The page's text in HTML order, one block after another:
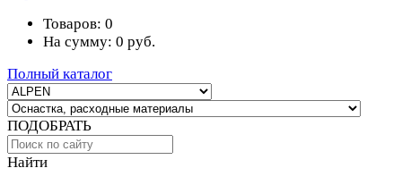
Товаров: 0
На сумму: 0 руб.
Полный каталог
ПОДОБРАТЬ
Найти